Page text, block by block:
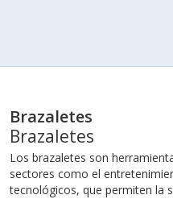
Brazaletes
Brazaletes
Los brazaletes son
sectores como el
tecnológicos, que permiten la